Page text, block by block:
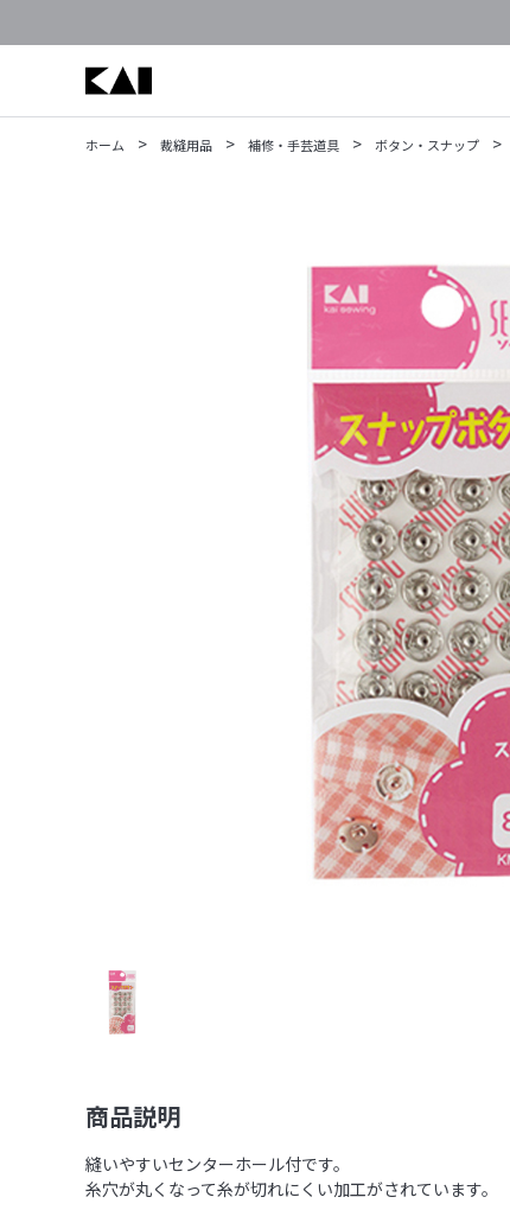
ホーム > 裁縫用品 > 補修・手芸道具 > ボタン・スナップ >
商品説明
縫いやすいセンターホール付です。
糸穴が丸くなって糸が切れにくい加工がされています。